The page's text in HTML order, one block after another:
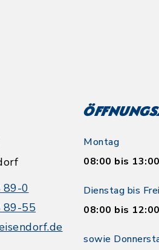
89-0
89-55
Montag
08:00 bis
Dienstag bis
08:00 bis
sowie